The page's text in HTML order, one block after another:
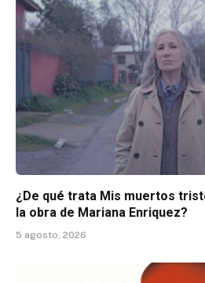
¿De qué trata Mis muertos
la obra de Mariana Enriquez?
5 agosto, 2026